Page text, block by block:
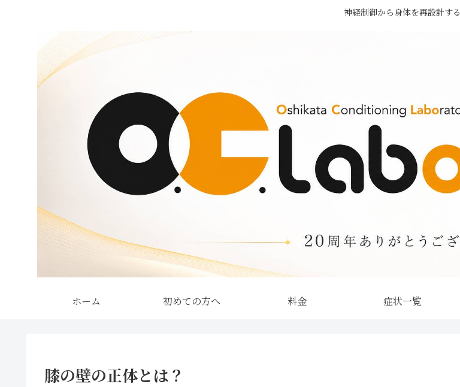
神経制御から身体を再設計する
ホーム 初めての方へ 料金 症状一覧
膝の壁の正体とは？